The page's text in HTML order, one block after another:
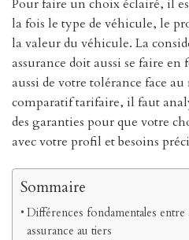
Pour faire un choix éclairé, il
la fois le type de véhicule, le
la valeur du véhicule. La
assurance doit aussi se faire
aussi de votre tolérance face
comparatif tarifaire, il faut
des garanties pour que votre
avec votre profil et besoins
Sommaire
Différences fondamentales entre
assurance au tiers